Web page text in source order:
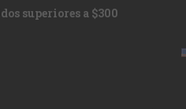
superiores a $300